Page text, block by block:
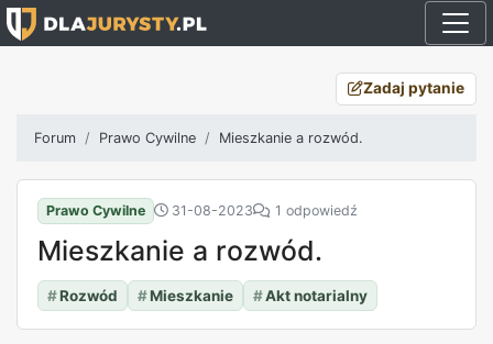
Zadaj pytanie
Forum Prawo Cywilne Mieszkanie a rozwód.
Prawo Cywilne 31-08-2023 1 odpowiedź
Mieszkanie a rozwód.
#Rozwód #Mieszkanie #Akt notarialny